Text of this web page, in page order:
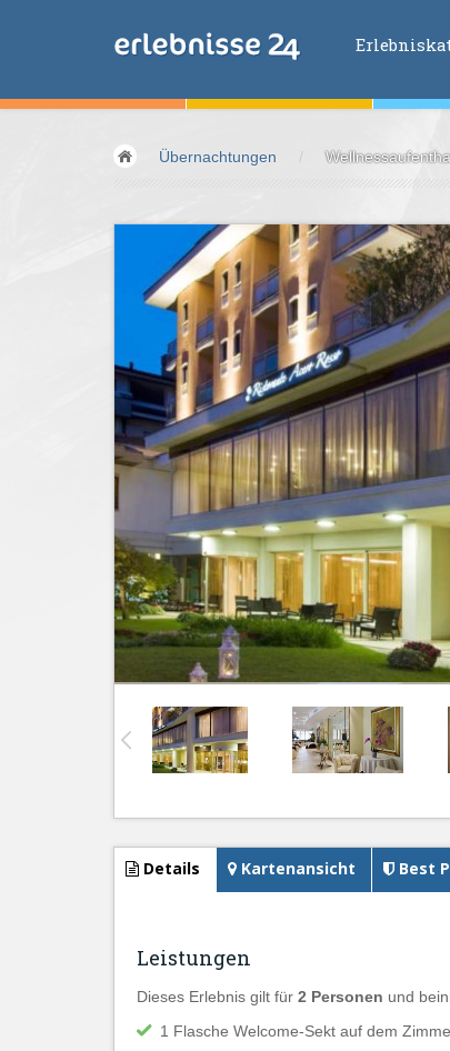
Fliegen &
Sport &
Essen &
Wellness
Wasser &
Lifestyle &
Kids &
Übernachtungen /
Details Kartenansicht Best
Leistungen
Dieses Erlebnis gilt für 2 Personen und
1 Flasche Welcome-Sekt auf dem